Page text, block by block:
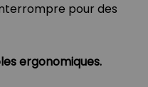
pour des
ergonomiques.